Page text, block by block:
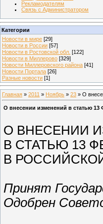
Рекламодателям
Связь с Администратором
Категории
Новости в мире [29]
Новости в России [57]
Новости в Ростовской обл. [122]
Новости в Миллерово [329]
Новости Миллеровского района [41]
Новости Портала [26]
Разные новости [1]
Главная » 2011 » Ноябрь » 23 » О
О внесении изменений в статью
О ВНЕСЕНИИ
В СТАТЬЮ 13
В
Принят
Одобрен